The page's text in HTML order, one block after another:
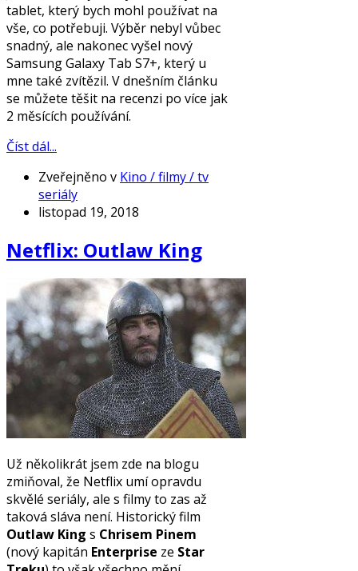
tablet, který bych mohl používat na
vše, co potřebuji. Výběr nebyl vůbec
snadný, ale nakonec vyšel nový
Samsung Galaxy Tab S7+, který u
mne také zvítězil. V dnešním článku
se můžete těšit na recenzi po více jak
2 měsících používání.
Číst dál...
Zveřejněno v Kino / filmy / tv
seriály
listopad 19, 2018
Netflix: Outlaw King
Už několikrát jsem zde na blogu
zmiňoval, že Netflix umí opravdu
skvělé seriály, ale s filmy to zas až
taková sláva není. Historický film
Outlaw King s Chrisem Pinem
(nový kapitán Enterprise ze Star